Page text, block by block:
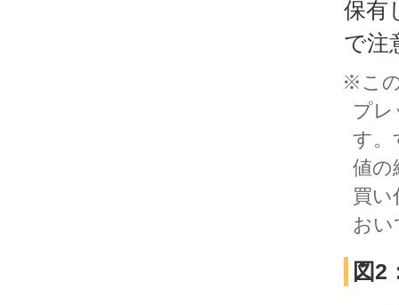
保有
で注
※こ
プ
す。
値の
買
おい
図2